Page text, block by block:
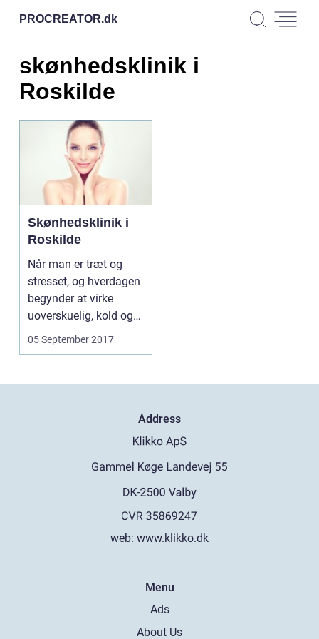
PROCREATOR.dk
skønhedsklinik i
Roskilde
Skønhedsklinik i
Roskilde
Når man er træt og
stresset, og hverdagen
begynder at virke
uoverskuelig, kold og
gr&ari...
05 September 2017
Address
web: www.klikko.dk
Menu
Ads
About Us